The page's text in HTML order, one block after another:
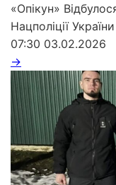
«Опікун»
Нацполіції
07:30 03.02.2026
→